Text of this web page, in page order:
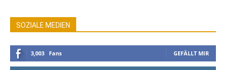
SOZIALE MEDIEN
3,003 Fans GEFÄLLT MIR